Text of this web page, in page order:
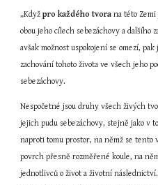
„Když pro každého tvora na této Zemi
obou jeho cílech sebezáchovy a dalšího
avšak možnost uspokojení se omezí,
zachování tohoto života ve všech jeho
sebezáchovy.
Nespočetné jsou druhy všech živých
jejich pudu sebezáchovy, stejně jako v
naproti tomu prostor, na němž se tento
povrch přesně rozměřené koule, na
jednotlivců o život a životní